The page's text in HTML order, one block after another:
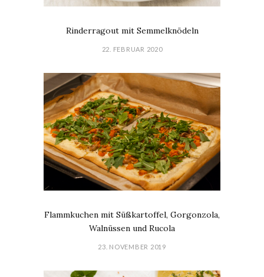
Rinderragout mit Semmelknödeln
22. FEBRUAR 2020
Flammkuchen mit Süßkartoffel, Gorgonzola,
Walnüssen und Rucola
23. NOVEMBER 2019